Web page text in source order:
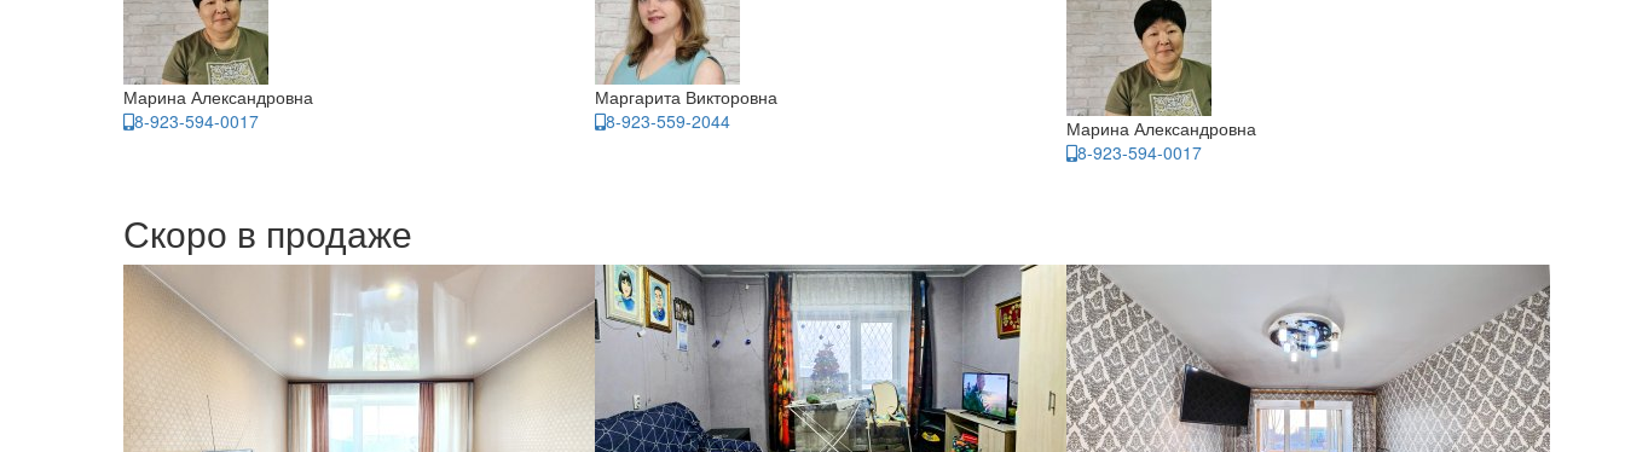
Марина Александровна
8-923-594-0017
Маргарита Викторовна
8-923-559-2044
Марина Александровна
8-923-594-0017
Скоро в продаже